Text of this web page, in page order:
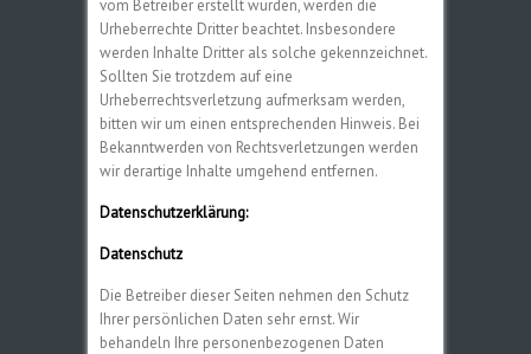
vom Betreiber erstellt wurden, werden die
Urheberrechte Dritter beachtet. Insbesondere
werden Inhalte Dritter als solche gekennzeichnet.
Sollten Sie trotzdem auf eine
Urheberrechtsverletzung aufmerksam werden,
bitten wir um einen entsprechenden Hinweis. Bei
Bekanntwerden von Rechtsverletzungen werden
wir derartige Inhalte umgehend entfernen.
Datenschutzerklärung:
Datenschutz
Die Betreiber dieser Seiten nehmen den Schutz
Ihrer persönlichen Daten sehr ernst. Wir
behandeln Ihre personenbezogenen Daten